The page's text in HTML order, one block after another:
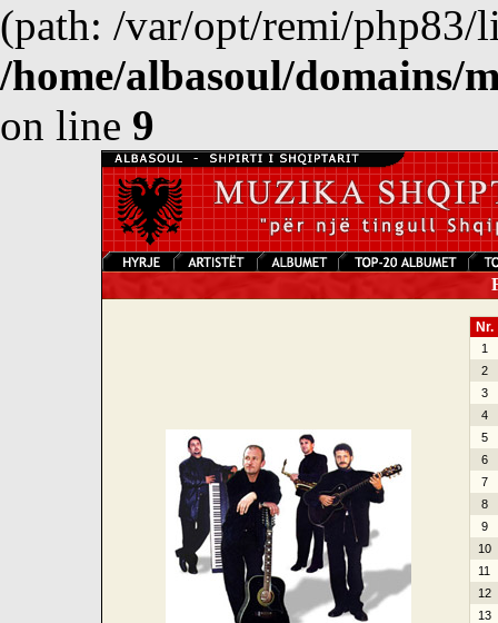
(path: /var/opt/remi/php83/
/home/albasoul/domains/
on line 9
Nr.
1
2
3
4
5
6
7
8
9
10
11
12
13